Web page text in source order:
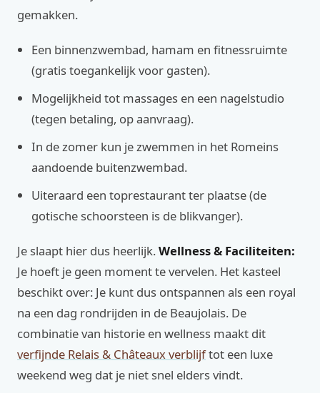
gemakken.
Een binnenzwembad, hamam en fitnessruimte
(gratis toegankelijk voor gasten).
Mogelijkheid tot massages en een nagelstudio
(tegen betaling, op aanvraag).
In de zomer kun je zwemmen in het Romeins
aandoende buitenzwembad.
Uiteraard een toprestaurant ter plaatse (de
gotische schoorsteen is de blikvanger).
Je slaapt hier dus heerlijk.Wellness & Faciliteiten:
Je hoeft je geen moment te vervelen. Het kasteel
beschikt over: Je kunt dus ontspannen als een royal
na een dag rondrijden in de Beaujolais. De
combinatie van historie en wellness maakt dit
verfijnde Relais & Châteaux verblijftot een luxe
weekend weg dat je niet snel elders vindt.